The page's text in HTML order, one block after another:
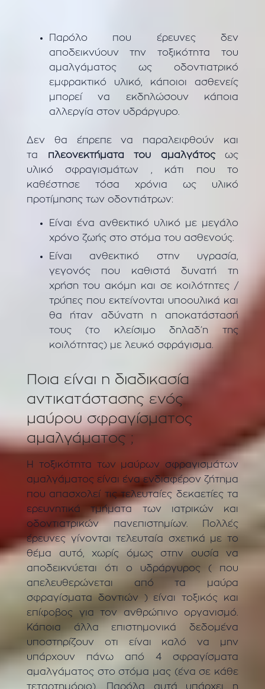
Παρόλο που έρευνες δεν
αποδεικνύουν την τοξικότητα του
αμαλγάματος ως οδοντιατρικό
εμφρακτικό υλικό, κάποιοι ασθενείς
μπορεί να εκδηλώσουν κάποια
αλλεργία στον υδράργυρο.
Δεν θα έπρεπε να παραλειφθούν και
τα πλεονεκτήματα του αμαλγάτοςως
υλικό σφραγισμάτων , κάτι που το
καθέστησε τόσα χρόνια ως υλικό
προτίμησης των οδοντιάτρων:
Είναι ένα ανθεκτικό υλικό με μεγάλο
χρόνο ζωής στο στόμα του ασθενούς.
Είναι ανθεκτικό στην υγρασία,
γεγονός που καθιστά δυνατή τη
χρήση του ακόμη και σε κοιλότητες /
τρύπες που εκτείνονται υποουλικά και
θα ήταν αδύνατη η αποκατάστασή
τους (το κλείσιμο δηλαδ’η της
κοιλότητας) με λευκό σφράγισμα.
Ποια είναι η διαδικασία
αντικατάστασης ενός
μαύρου σφραγίσματος
αμαλγάματος ;
Η τοξικότητα των μαύρων σφραγισμάτων
αμαλγάματος είναι ένα ενδιαφέρον ζήτημα
που απασχολεί τις τελευταίες δεκαετίες τα
ερευνητικά τμήματα των ιατρικών και
οδοντιατρικών πανεπιστημίων. Πολλές
έρευνες γίνονται τελευταία σχετικά με το
θέμα αυτό, χωρίς όμως στην ουσία να
αποδεικνύεται ότι ο υδράργυρος ( που
απελευθερώνεται από τα μαύρα
σφραγίσματα δοντιών ) είναι τοξικός και
επίφοβος για τον ανθρώπινο οργανισμό.
Κάποια άλλα επιστημονικά δεδομένα
υποστηρίζουν οτι είναι καλό να μην
υπάρχουν πάνω από 4 σφραγίσματα
αμαλγάματος στο στόμα μας (ένα σε κάθε
τεταρτημόριο). Παρόλα αυτά υπάρχει η